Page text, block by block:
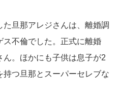
た旦那アレジさんは、離婚調
不倫でした。正式に離婚
。ほかにも子供は息子が2
持つ旦那とスーパーセレブな